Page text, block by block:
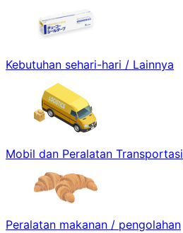
Kebutuhan sehari-hari / Lainnya
Mobil dan Peralatan Transportasi
Peralatan makanan / pengolahan